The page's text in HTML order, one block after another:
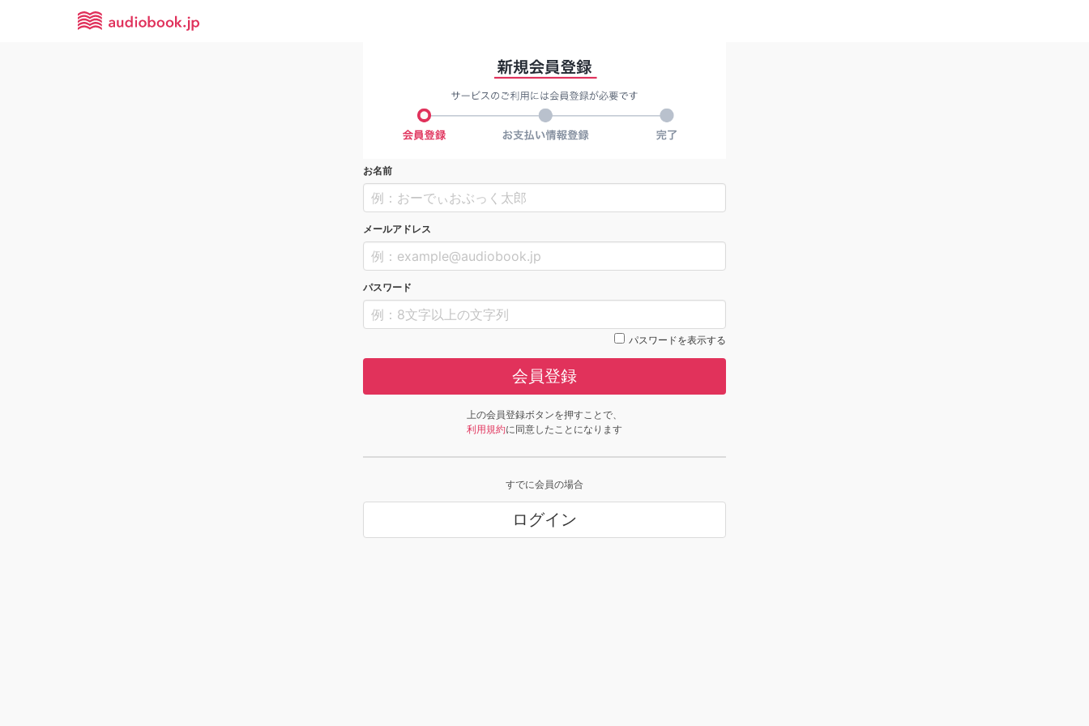
お名前
メールアドレス
パスワード
パスワードを表示する
会員登録
上の会員登録ボタンを押すことで、
利用規約に同意したことになります
すでに会員の場合
ログイン